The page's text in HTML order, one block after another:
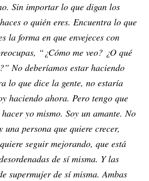
Sin importar lo que digan los
o quién eres. Encuentra lo que
la forma en que envejeces con
“¿Cómo me veo? ¿O qué
No deberíamos estar haciendo
lo que dice la gente, no estaría
haciendo ahora. Pero tengo que
yo mismo. Soy un amante. No
una persona que quiere crecer,
seguir mejorando, que está
de sí misma. Y las
supermujer de sí misma. Ambas